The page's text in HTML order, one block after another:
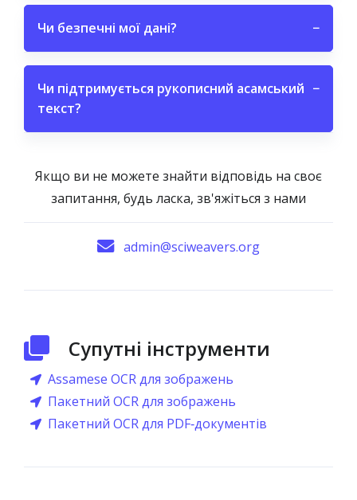
Чи безпечні мої дані? −
Чи підтримується рукописний асамський
текст?
−
Якщо ви не можете знайти відповідь на своє
запитання, будь ласка, зв'яжіться з нами
admin@sciweavers.org
Супутні інструменти
Assamese OCR для зображень
Пакетний OCR для зображень
Пакетний OCR для PDF‑документів